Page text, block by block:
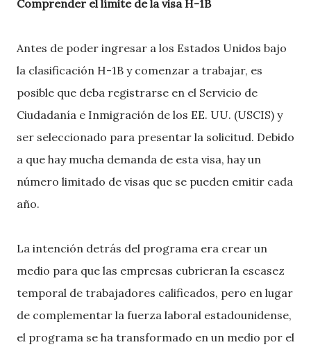
Comprender el límite de la visa H-1B
Antes de poder ingresar a los Estados Unidos bajo
la clasificación H-1B y comenzar a trabajar, es
posible que deba registrarse en el Servicio de
Ciudadanía e Inmigración de los EE. UU. (USCIS) y
ser seleccionado para presentar la solicitud. Debido
a que hay mucha demanda de esta visa, hay un
número limitado de visas que se pueden emitir cada
año.
La intención detrás del programa era crear un
medio para que las empresas cubrieran la escasez
temporal de trabajadores calificados, pero en lugar
de complementar la fuerza laboral estadounidense,
el programa se ha transformado en un medio por el